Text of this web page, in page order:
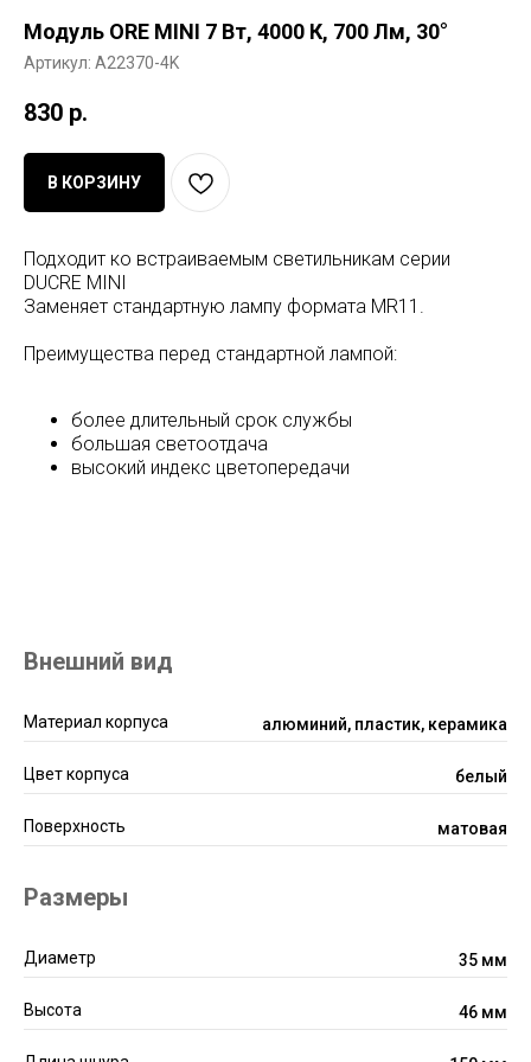
Модуль ORE MINI 7 Вт, 4000 К, 700 Лм, 30°
Артикул: A22370-4K
830 р.
В КОРЗИНУ
Подходит ко встраиваемым светильникам серии
DUCRE MINI
Заменяет стандартную лампу формата MR11.
Преимущества перед стандартной лампой:
более длительный срок службы
большая светоотдача
высокий индекс цветопередачи
Внешний вид
Материал корпуса алюминий, пластик, керамика
Цвет корпуса белый
Поверхность матовая
Размеры
Диаметр 35 мм
Высота 46 мм